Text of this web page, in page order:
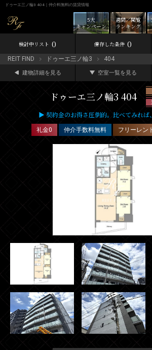
ドゥーエ三ノ輪3 404｜仲介料無料の賃貸情報
週間／閲覧
ランキング
5大
キャンペーン
検討中リスト 0 保存した条件 0
REIT FIND ドゥーエ三ノ輪3 404
建物詳細を見る 空室一覧を見る
ドゥーエ三ノ輪3 404
▶ 契約金のお得さ圧倒的。比べてみれ
礼金0 仲介手数料無料 フリーレン